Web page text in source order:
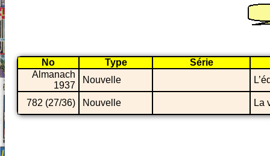
No Type
Série
Almanach
1937
Nouvelle
782 (27/36) Nouvelle La